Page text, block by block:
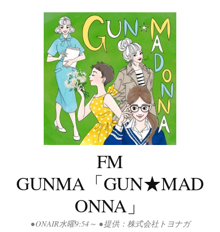
FM
GUNMA「GUN★MAD
ONNA」
●ONAIR水曜9:54～ ●提供：株式会社トヨナガ